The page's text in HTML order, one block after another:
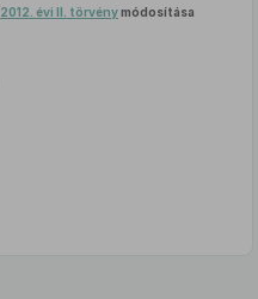
2012. évi II. törvénymódosítása